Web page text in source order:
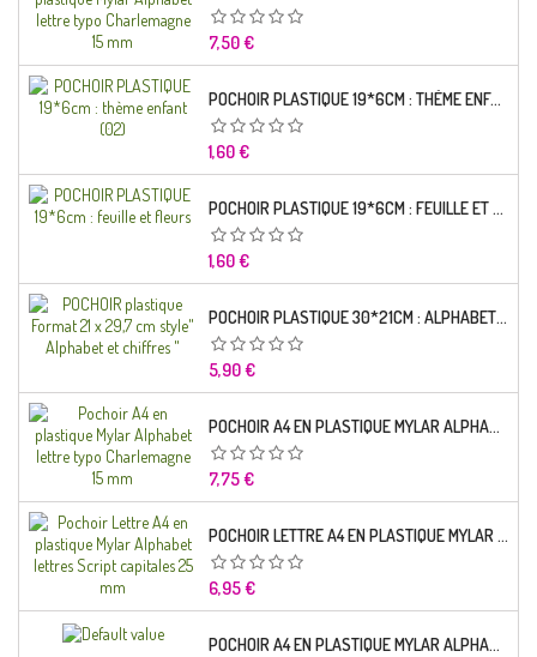
Prix
7,50 €
POCHOIR PLASTIQUE 19*6CM : THÈME ENFANT (02)
Prix
1,60 €
POCHOIR PLASTIQUE 19*6CM : FEUILLE ET FLEURS
Prix
1,60 €
POCHOIR PLASTIQUE 30*21CM : ALPHABET (02)
Prix
5,90 €
POCHOIR A4 EN PLASTIQUE MYLAR ALPHABET LETTRE TYPO RAVIE 30 MM
Prix
7,75 €
POCHOIR LETTRE A4 EN PLASTIQUE MYLAR ALPHABET LETTRES SCRIPT CAPITALES 25 MM
Prix
6,95 €
POCHOIR A4 EN PLASTIQUE MYLAR ALPHABET LETTRE TYPO SCIENCE 35 MM